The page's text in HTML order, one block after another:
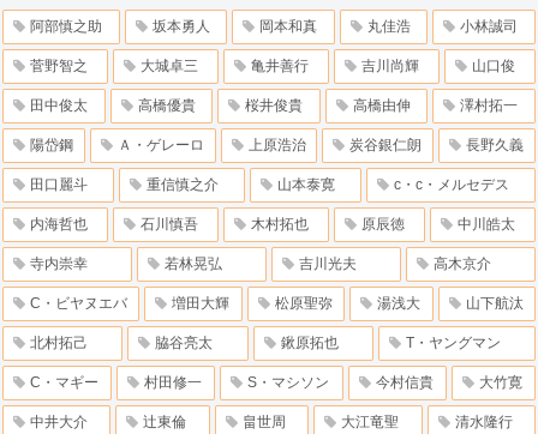
阿部慎之助 坂本勇人 岡本和真 丸佳浩 小林誠司
菅野智之 大城卓三 亀井善行 吉川尚輝 山口俊
田中俊太 高橋優貴 桜井俊貴 高橋由伸 澤村拓一
陽岱鋼 Ａ・ゲレーロ 上原浩治 炭谷銀仁朗 長野久義
田口麗斗 重信慎之介 山本泰寛 c・c・メルセデス
内海哲也 石川慎吾 木村拓也 原辰徳 中川皓太
寺内崇幸 若林晃弘 吉川光夫 高木京介
C・ビヤヌエバ 増田大輝 松原聖弥 湯浅大 山下航汰
北村拓己 脇谷亮太 鍬原拓也 T・ヤングマン
C・マギー 村田修一 S・マシソン 今村信貴 大竹寛
中井大介 辻東倫 畠世周 大江竜聖 清水隆行